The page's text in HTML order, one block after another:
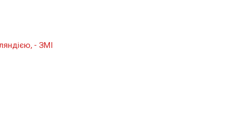
- ЗМІ